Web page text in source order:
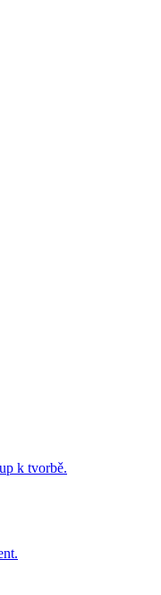
k tvorbě.